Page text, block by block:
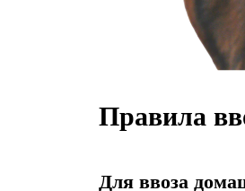
Правила
Для ввоза